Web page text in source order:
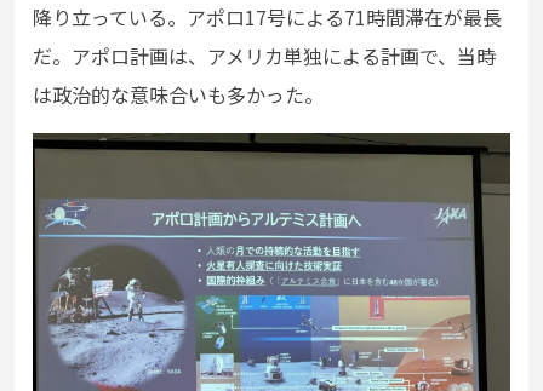
降り立っている。アポロ17号による71時間滞在が最長
だ。アポロ計画は、アメリカ単独による計画で、当時
は政治的な意味合いも多かった。